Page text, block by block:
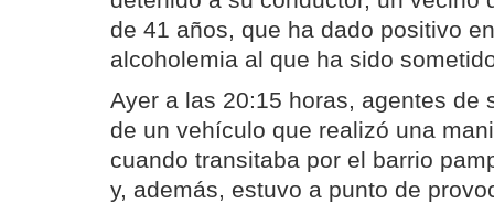
de 41 años, que ha dado positivo
alcoholemia al que ha sido
Ayer a las 20:15 horas, agentes de
de un vehículo que realizó una
cuando transitaba por el barrio
y, además, estuvo a punto de